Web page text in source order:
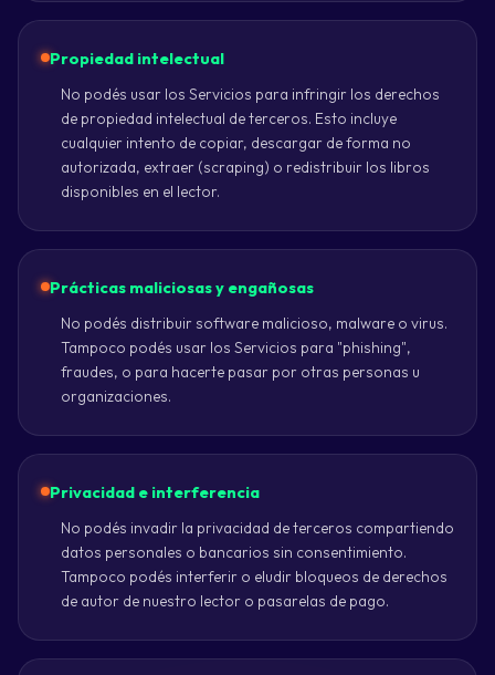
Propiedad intelectual
No podés usar los Servicios para infringir los derechos
de propiedad intelectual de terceros. Esto incluye
cualquier intento de copiar, descargar de forma no
autorizada, extraer (scraping) o redistribuir los libros
disponibles en el lector.
Prácticas maliciosas y engañosas
No podés distribuir software malicioso, malware o virus.
Tampoco podés usar los Servicios para "phishing",
fraudes, o para hacerte pasar por otras personas u
organizaciones.
Privacidad e interferencia
No podés invadir la privacidad de terceros compartiendo
datos personales o bancarios sin consentimiento.
Tampoco podés interferir o eludir bloqueos de derechos
de autor de nuestro lector o pasarelas de pago.